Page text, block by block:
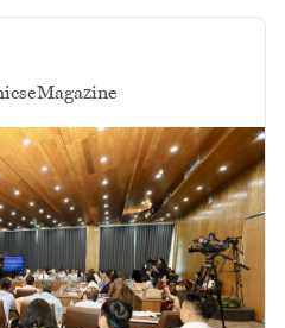
eMagazine